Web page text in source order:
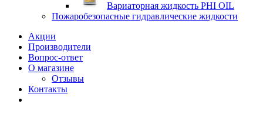
Вариаторная жидкость PHI OIL
Пожаробезопасные гидравлические жидкости
Акции
Производители
Вопрос-ответ
О магазине
Отзывы
Контакты